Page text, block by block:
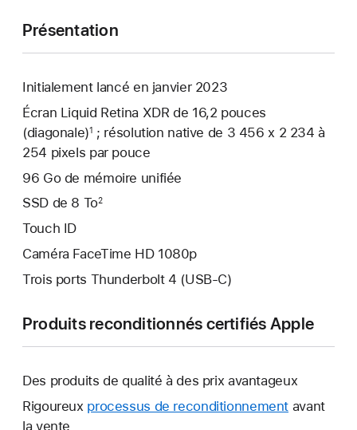
Présentation
Initialement lancé en janvier 2023
Écran Liquid Retina XDR de 16,2 pouces
(diagonale)1 ; résolution native de 3 456 x 2 234 à
254 pixels par pouce
96 Go de mémoire unifiée
SSD de 8 To2
Touch ID
Caméra FaceTime HD 1080p
Trois ports Thunderbolt 4 (USB-C)
Produits reconditionnés certifiés Apple
Des produits de qualité à des prix avantageux
Rigoureux processus de reconditionnement avant
la vente